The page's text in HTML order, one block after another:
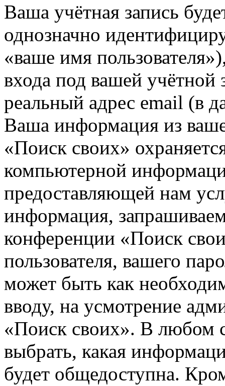
Ваша учётная запись
однозначно
«ваше имя
входа под вашей учётной
реальный адрес email (в
Ваша информация из
«Поиск своих»
компьютерной
предоставляющей нам
информация,
конференции «Поиск
пользователя, вашего
может быть как
вводу, на усмотрение
«Поиск своих». В любом
выбрать, какая
будет общедоступна.